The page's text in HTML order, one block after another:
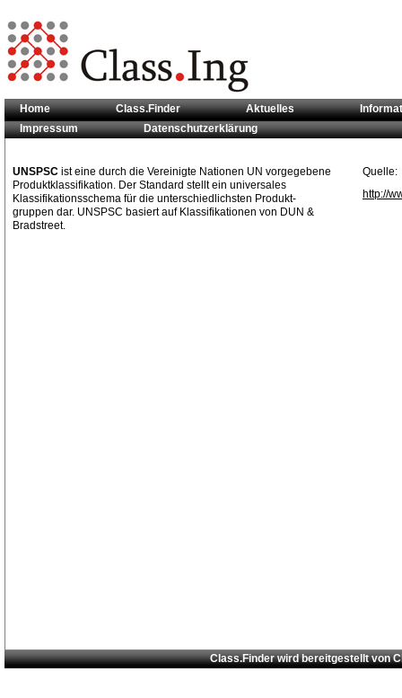
Sie sind hier:Klassifikationsstandards>> UNSPSC
Home Class.Finder Aktuelles
Impressum
Datenschutzerklärung
UNSPSC ist eine durch die Vereinigte Nationen UN vorgegebene
Produktklassifikation. Der Standard stellt ein universales
Klassifikationsschema für die unterschiedlichsten Produkt-
gruppen dar. UNSPSC basiert auf Klassifikationen von DUN &
Bradstreet.
Quelle:
http://
Class.Finder wird bereitgestellt von